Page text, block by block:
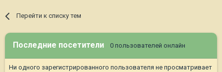
Перейти к списку тем
Последние посетители 0 пользователей онлайн
Ни одного зарегистрированного пользователя не просматривает